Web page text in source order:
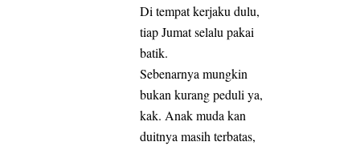
Di tempat kerjaku dulu,
tiap Jumat selalu pakai
batik.
Sebenarnya mungkin
bukan kurang peduli ya,
kak. Anak muda kan
duitnya masih terbatas,